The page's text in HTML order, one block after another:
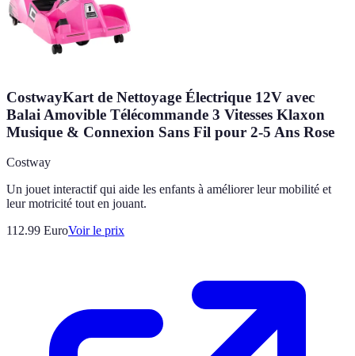
CostwayKart de Nettoyage Électrique 12V avec
Balai Amovible Télécommande 3 Vitesses Klaxon
Musique & Connexion Sans Fil pour 2-5 Ans Rose
Costway
Un jouet interactif qui aide les enfants à améliorer leur mobilité et
leur motricité tout en jouant.
112.99 EuroVoir le prix